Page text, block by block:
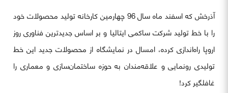
آذرخش که اسفند ماه سال 96 چهارمین کارخانه تولید محصولات خود
را با خط تولید شرکت ساکمی ایتالیا و بر اساس جدیدترین فناوری روز
اروپا راه‌اندازی کرده، امسال در نمایشگاه از محصولات جدید این خط
تولیدی رونمایی و علاقه‌مندان به حوزه ساختمان‌سازی و معماری را
غافلگیر کرد!